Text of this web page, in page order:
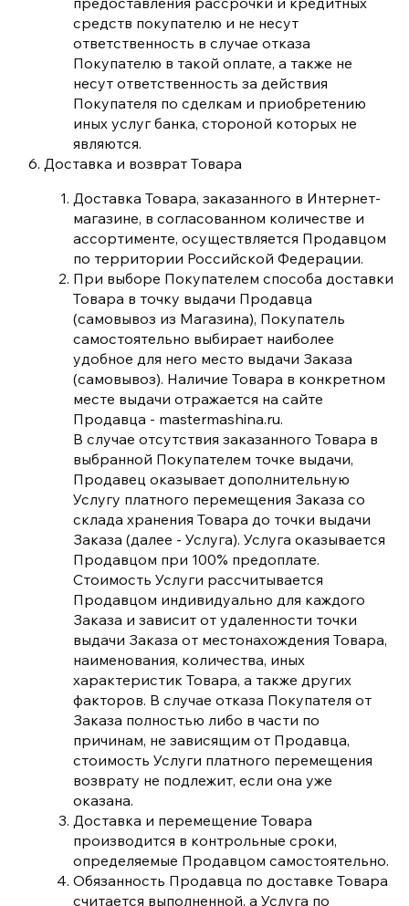
средств покупателю и не несут
ответственность в случае отказа
Покупателю в такой оплате, а также не
несут ответственность за действия
Покупателя по сделкам и приобретению
иных услуг банка, стороной которых не
являются.
Доставка и возврат Товара
Доставка Товара, заказанного в Интернет-
магазине, в согласованном количестве и
ассортименте, осуществляется Продавцом
по территории Российской Федерации.
При выборе Покупателем способа доставки
Товара в точку выдачи Продавца
(самовывоз из Магазина), Покупатель
самостоятельно выбирает наиболее
удобное для него место выдачи Заказа
(самовывоз). Наличие Товара в конкретном
месте выдачи отражается на сайте
Продавца - mastermashina.ru.
В случае отсутствия заказанного Товара в
выбранной Покупателем точке выдачи,
Продавец оказывает дополнительную
Услугу платного перемещения Заказа со
склада хранения Товара до точки выдачи
Заказа (далее - Услуга). Услуга оказывается
Продавцом при 100% предоплате.
Стоимость Услуги рассчитывается
Продавцом индивидуально для каждого
Заказа и зависит от удаленности точки
выдачи Заказа от местонахождения Товара,
наименования, количества, иных
характеристик Товара, а также других
факторов. В случае отказа Покупателя от
Заказа полностью либо в части по
причинам, не зависящим от Продавца,
стоимость Услуги платного перемещения
возврату не подлежит, если она уже
оказана.
Доставка и перемещение Товара
производится в контрольные сроки,
определяемые Продавцом самостоятельно.
Обязанность Продавца по доставке Товара
считается выполненной, а Услуга по